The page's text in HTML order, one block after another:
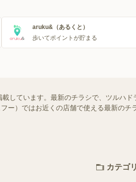
aruku&（あるくと）
歩いてポイントが貯まる
しています。最新のチラシで、ツルハ
ー）ではお近くの店舗で使える最新の
カテゴ